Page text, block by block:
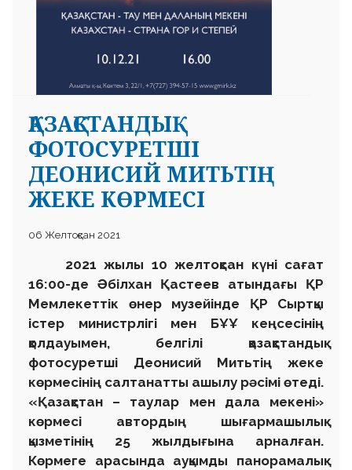
ҚАЗАҚСТАНДЫҚ
ФОТОСУРЕТШІ
ДЕОНИСИЙ МИТЬТІҢ
ЖЕКЕ КӨРМЕСІ
06 Желтоқсан 2021
2021 жылы 10 желтоқсан күні сағат
16:00-де Әбілхан Қастеев атындағы ҚР
Мемлекеттік өнер музейінде ҚР Сыртқы
істер министрлігі мен БҰҰ кеңсесінің
қолдауымен, белгілі қазақстандық
фотосуретші Деонисий Митьтің жеке
көрмесінің салтанатты ашылу рәсімі өтеді.
«Қазақстан – таулар мен дала мекені»
көрмесі автордың шығармашылық
қызметінің 25 жылдығына арналған.
Көрмеге арасында ауқымды панорамалық